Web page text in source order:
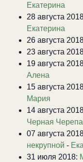
Екатерина
28 августа
Екатерина
26 августа
23 августа
19 августа
Алена
15 августа
Мария
14 августа
Черная
07 августа
некрупной -
31 июля 2018: